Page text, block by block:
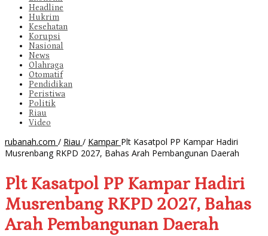
Headline
Hukrim
Kesehatan
Korupsi
Nasional
News
Olahraga
Otomatif
Pendidikan
Peristiwa
Politik
Riau
Video
rubanah.com / Riau / Kampar Plt Kasatpol PP Kampar Hadiri
Musrenbang RKPD 2027, Bahas Arah Pembangunan Daerah
Plt Kasatpol PP Kampar Hadiri
Musrenbang RKPD 2027, Bahas
Arah Pembangunan Daerah